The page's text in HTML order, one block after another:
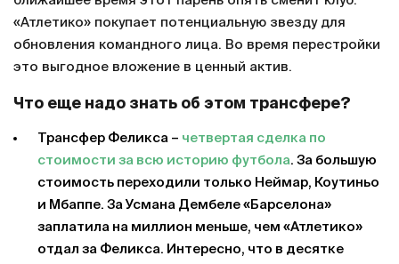
«Атлетико» покупает потенциальную звезду для
обновления командного лица. Во время перестройки
это выгодное вложение в ценный актив.
Что еще надо знать об этом трансфере?
Трансфер Феликса – четвертая сделка по
стоимости за всю историю футбола. За большую
стоимость переходили только Неймар, Коутиньо
и Мбаппе. За Усмана Дембеле «Барселона»
заплатила на миллион меньше, чем «Атлетико»
отдал за Феликса. Интересно, что в десятке